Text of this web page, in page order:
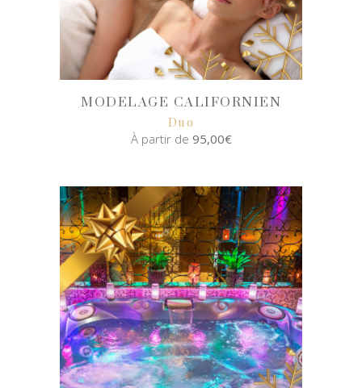
MODELAGE CALIFORNIEN
Duo
À partir de 95,00€
SELECT
OPTIONS